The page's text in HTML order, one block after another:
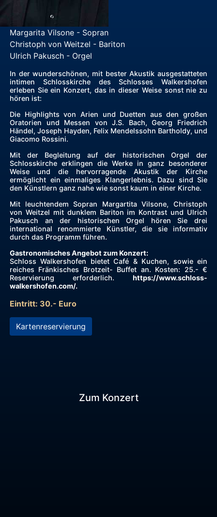
Margarita Vilsone - Sopran
Christoph von Weitzel - Bariton
Ulrich Pakusch - Orgel
In der wunderschönen, mit bester Akustik ausgestatteten
intimen Schlosskirche des Schlosses Walkershofen
erleben Sie ein Konzert, das in dieser Weise sonst nie zu
hören ist:
Die Highlights von Arien und Duetten aus den großen
Oratorien und Messen von J.S. Bach, Georg Friedrich
Händel, Joseph Hayden, Felix Mendelssohn Bartholdy, und
Giacomo Rossini.
Mit der Begleitung auf der historischen Orgel der
Schlosskirche erklingen die Werke in ganz besonderer
Weise und die hervorragende Akustik der Kirche
ermöglicht ein einmaliges Klangerlebnis. Dazu sind Sie
den Künstlern ganz nahe wie sonst kaum in einer Kirche.
Mit leuchtendem Sopran Margartita Vilsone, Christoph
von Weitzel mit dunklem Bariton im Kontrast und Ulrich
Pakusch an der historischen Orgel hören Sie drei
international renommierte Künstler, die sie informativ
durch das Programm führen.
Gastronomisches Angebot zum Konzert:
Schloss Walkershofen bietet Café & Kuchen, sowie ein
reiches Fränkisches Brotzeit- Buffet an. Kosten: 25.- €
Reservierung erforderlich. https://www.schloss-
walkershofen.com/.
Eintritt: 30.- Euro
Kartenreservierung
Zum Konzert